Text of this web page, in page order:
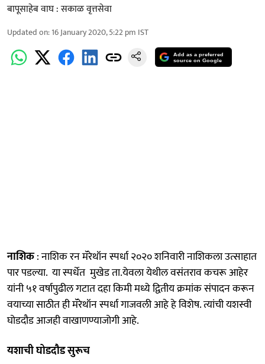
बापूसाहेब वाघ : सकाळ वृत्तसेवा
Updated on:16 January 2020, 5:22 pm IST
Add as a preferred
source on Google
नाशिक: नाशिक रन मॅरेथॉन स्पर्धा २०२० शनिवारी नाशिकला उत्साहात
पार पडल्या. या स्पर्धेत मुखेड ता.येवला येथील वसंतराव कचरू आहेर
यांनी ५१ वर्षापुढील गटात दहा किमी मध्ये द्वितीय क्रमांक संपादन करून
वयाच्या साठीत ही मॅरेथॉन स्पर्धा गाजवली आहे हे विशेष. त्यांची यशस्वी
घोडदौड आजही वाखाणण्याजोगी आहे.
यशाची घोडदौड सुरूच